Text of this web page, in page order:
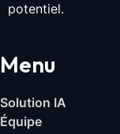
potentiel.
Menu
Solution IA
Équipe